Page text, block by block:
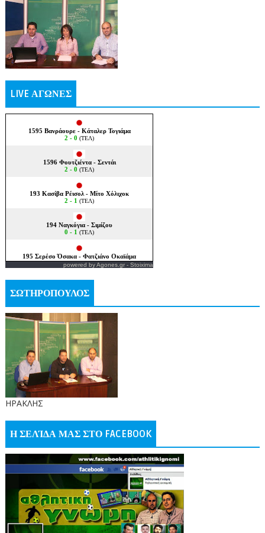
LIVE ΑΓΩΝΕΣ
powered byAgones.gr- Stoixima
ΣΩΤΗΡΟΠΟΥΛΟΣ
ΗΡΑΚΛΗΣ
Η ΣΕΛΊΔΑ ΜΑΣ ΣΤΟ FACEBOOK